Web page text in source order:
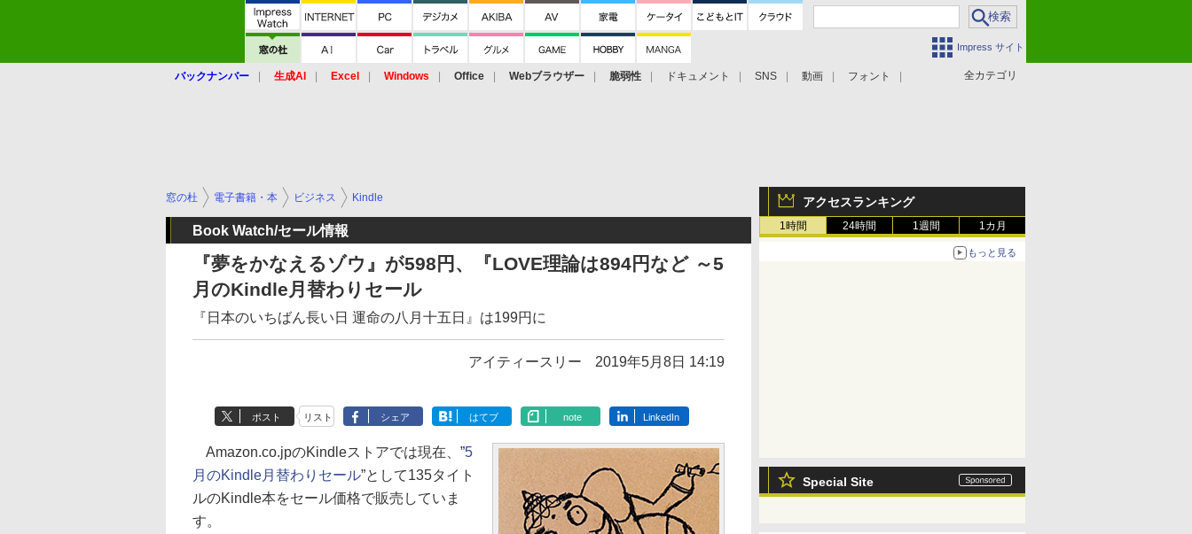
Impress サイト
全カテゴリ
バックナンバー 生成AI Excel Windows Office Webブラウザー 脆弱性 ドキュメント SNS 動画 フォント
アクセスランキング
1時間 24時間 1週間 1カ月
もっと見る
Special Site
窓の杜 電子書籍・本 ビジネス Kindle
Book Watch/セール情報
『夢をかなえるゾウ』が598円、『LOVE理論は894円など ～5
月のKindle月替わりセール
『日本のいちばん長い日 運命の八月十五日』は199円に
アイティースリー 2019年5月8日 14:19
ポスト リスト シェア はてブ note LinkedIn
Amazon.co.jpのKindleストアでは現在、”5
月のKindle月替わりセール”として135タイト
ルのKindle本をセール価格で販売していま
す。